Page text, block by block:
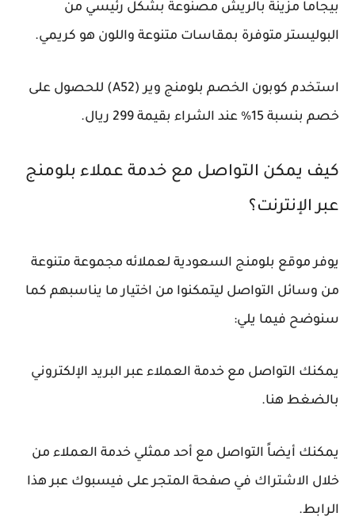
بيجاما مزينة بالريش مصنوعة بشكل رئيسي من
البوليستر متوفرة بمقاسات متنوعة واللون هو كريمي.
استخدم كوبون الخصم بلومنج وير (A52) للحصول على
خصم بنسبة 15% عند الشراء بقيمة 299 ريال.
كيف يمكن التواصل مع خدمة عملاء بلومنج
عبر الإنترنت؟
يوفر موقع بلومنج السعودية لعملائه مجموعة متنوعة
من وسائل التواصل ليتمكنوا من اختيار ما يناسبهم كما
سنوضح فيما يلي:
يمكنك التواصل مع خدمة العملاء عبر البريد الإلكتروني
بالضغط هنا.
يمكنك أيضاً التواصل مع أحد ممثلي خدمة العملاء من
خلال الاشتراك في صفحة المتجر على فيسبوك عبر هذا
الرابط.